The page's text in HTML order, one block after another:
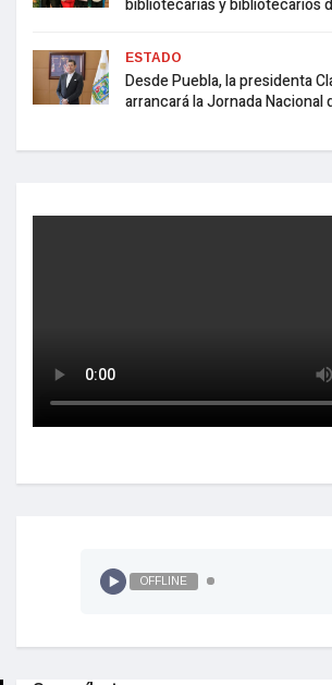
ESTADO
Desde Puebla, la presidenta
arrancará la Jornada Nacional
OFFLINE